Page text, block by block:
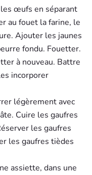
œufs en séparant
au fouet la farine, le
Ajouter les jaunes
fondu. Fouetter.
à nouveau. Battre
incorporer
légèrement avec
Cuire les gaufres
les gaufres
les gaufres tièdes
assiette, dans une